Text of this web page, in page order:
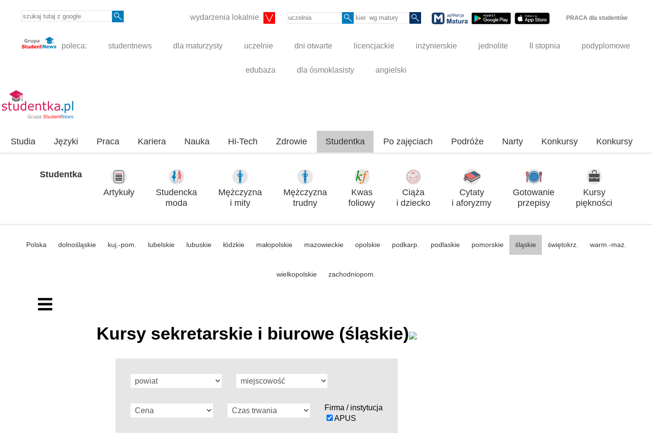
wydarzenia lokalnie PRACA dla studentów
poleca: studentnews dla maturzysty uczelnie dni otwarte licencjackie inżynierskie jednolite II stopnia podyplomowe
edubaza dla ósmoklasisty angielski
Studia Języki Praca Kariera Nauka Hi-Tech Zdrowie Studentka Po zajęciach Podróże Narty Konkursy Konkursy
Studentka
Artykuły
Studencka
moda
Mężczyzna
i mity
Mężczyzna
trudny
Kwas
foliowy
Ciąża
i dziecko
Cytaty
i aforyzmy
Gotowanie
przepisy
Kursy
piękności
Polska dolnośląskie kuj.-pom. lubelskie lubuskie łódzkie małopolskie mazowieckie opolskie podkarp. podlaskie pomorskie śląskie świętokrz. warm.-maz.
wielkopolskie zachodniopom.
Kursy sekretarskie i biurowe (śląskie)
Firma / instytucja
APUS